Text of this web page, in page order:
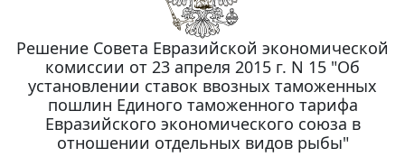
Решение Совета Евразийской экономической
комиссии от 23 апреля 2015 г. N 15 "Об
установлении ставок ввозных таможенных
пошлин Единого таможенного тарифа
Евразийского экономического союза в
отношении отдельных видов рыбы"